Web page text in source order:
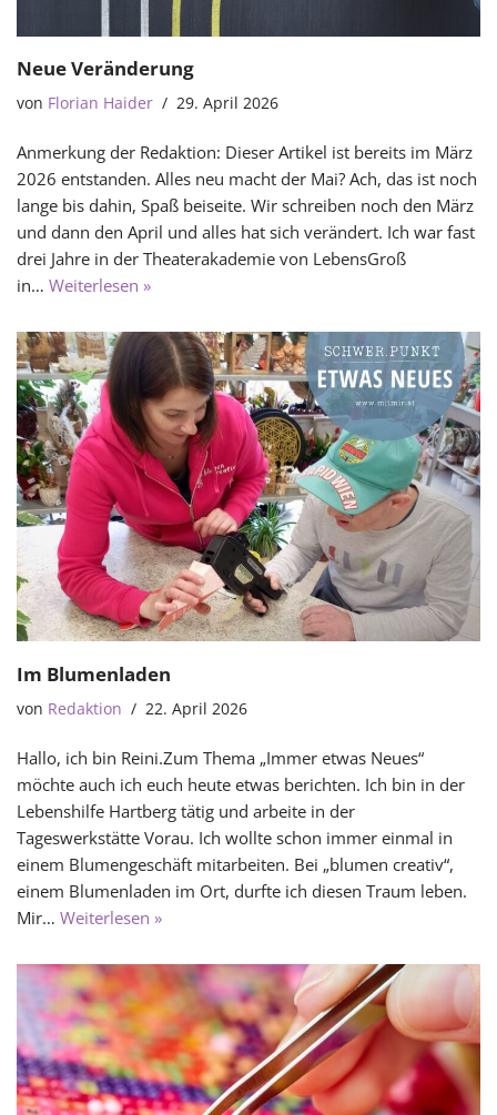
Neue Veränderung
von Florian Haider 29. April 2026
Anmerkung der Redaktion: Dieser Artikel ist bereits im März
2026 entstanden. Alles neu macht der Mai? Ach, das ist noch
lange bis dahin, Spaß beiseite. Wir schreiben noch den März
und dann den April und alles hat sich verändert. Ich war fast
drei Jahre in der Theaterakademie von LebensGroß
in… Weiterlesen »
Im Blumenladen
von Redaktion 22. April 2026
Hallo, ich bin Reini.Zum Thema „Immer etwas Neues“
möchte auch ich euch heute etwas berichten. Ich bin in der
Lebenshilfe Hartberg tätig und arbeite in der
Tageswerkstätte Vorau. Ich wollte schon immer einmal in
einem Blumengeschäft mitarbeiten. Bei „blumen creativ“,
einem Blumenladen im Ort, durfte ich diesen Traum leben.
Mir… Weiterlesen »